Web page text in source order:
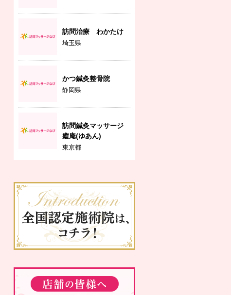
訪問治療 わかたけ
埼玉県
かつ鍼灸整骨院
静岡県
訪問鍼灸マッサージ
癒庵(ゆあん)
東京都